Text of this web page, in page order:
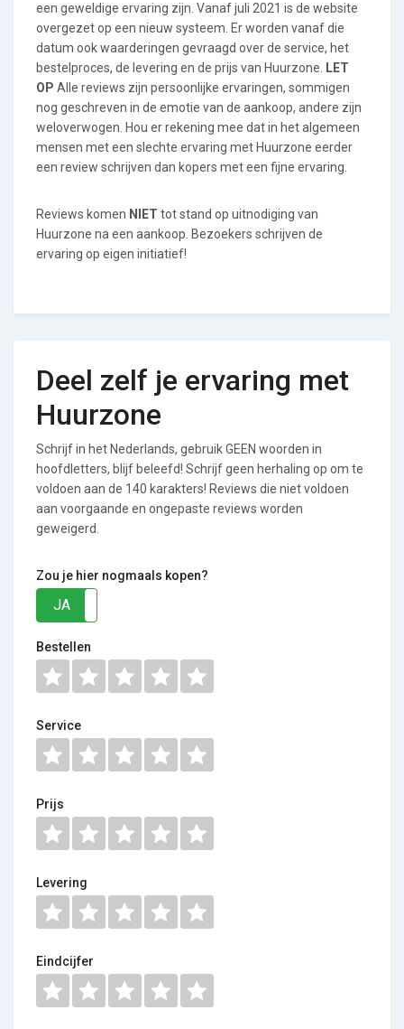
een geweldige ervaring zijn. Vanaf juli 2021 is de website
overgezet op een nieuw systeem. Er worden vanaf die
datum ook waarderingen gevraagd over de service, het
bestelproces, de levering en de prijs van Huurzone.
LET
OP Alle reviews zijn persoonlijke ervaringen, sommigen
nog geschreven in de emotie van de aankoop, andere zijn
weloverwogen. Hou er rekening mee dat in het algemeen
mensen met een slechte ervaring met Huurzone eerder
een review schrijven dan kopers met een fijne ervaring.
Reviews komen NIET tot stand op uitnodiging van
Huurzone na een aankoop. Bezoekers schrijven de
ervaring op eigen initiatief!
Deel zelf je ervaring met
Huurzone
Schrijf in het Nederlands, gebruik GEEN woorden in
hoofdletters, blijf beleefd! Schrijf geen herhaling op om te
voldoen aan de 140 karakters! Reviews die niet voldoen
aan voorgaande en ongepaste reviews worden
geweigerd.
Zou je hier nogmaals kopen?
JA
Bestellen
Service
Prijs
Levering
Eindcijfer